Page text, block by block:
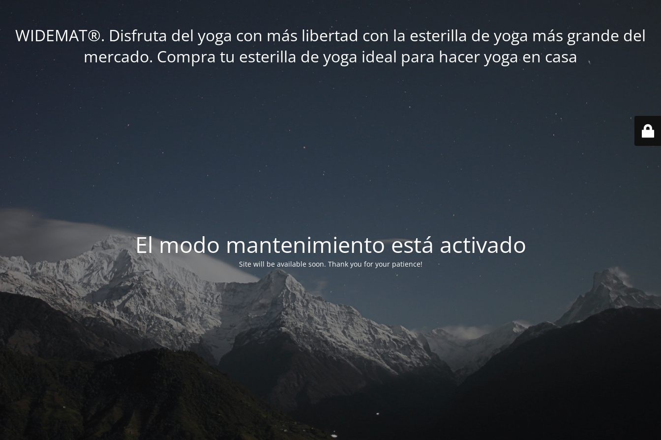
WIDEMAT®. Disfruta del yoga con más libertad con la esterilla de yoga más grande del
mercado. Compra tu esterilla de yoga ideal para hacer yoga en casa
El modo mantenimiento está activado
Site will be available soon. Thank you for your patience!